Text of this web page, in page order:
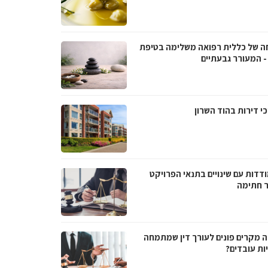
של כללית רפואה משלימה בטיפת
המעורר גבעתיים
דירות בהוד השרון
עם שינויים בתנאי הפרויקט
חתימה
מקרים פונים לעורך דין שמתמחה
עובדים?